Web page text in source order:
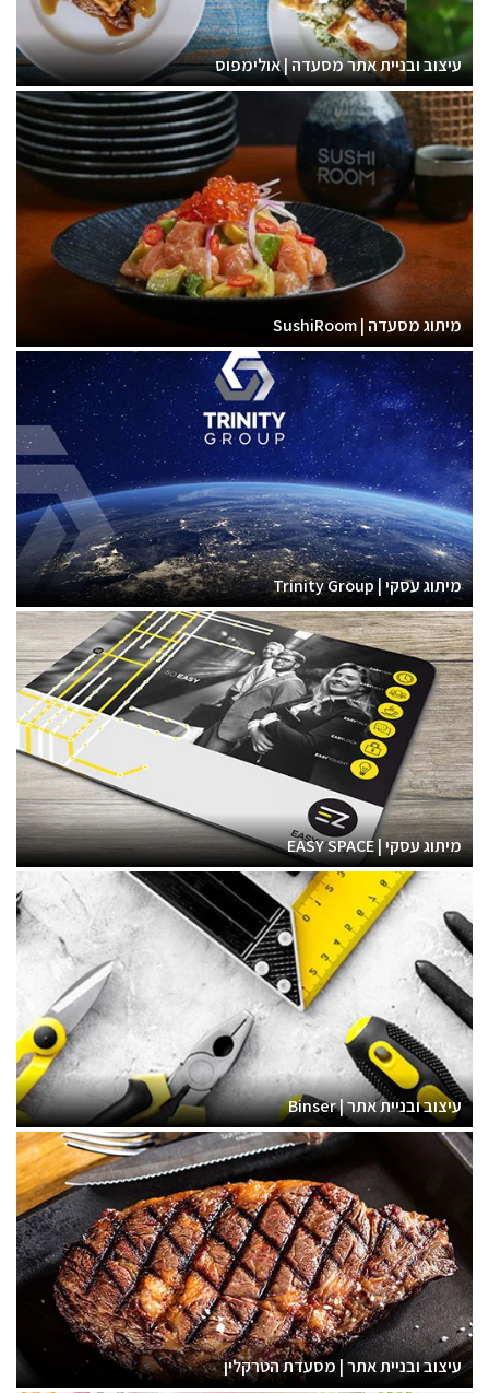
עיצוב ובניית אתר מסעדה | אולימפוס
מיתוג מסעדה | SushiRoom
מיתוג עסקי | Trinity Group
מיתוג עסקי | EASY SPACE
עיצוב ובניית אתר | Binser
עיצוב ובניית אתר | מסעדת הטרקלין